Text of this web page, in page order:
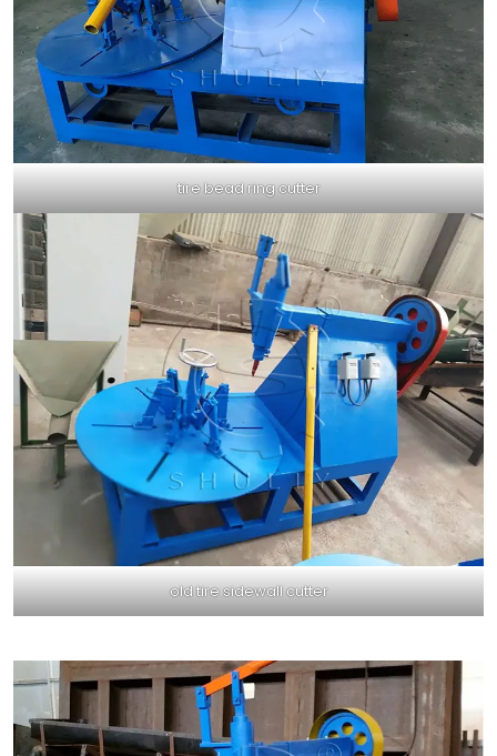
tire bead ring cutter
old tire sidewall cutter